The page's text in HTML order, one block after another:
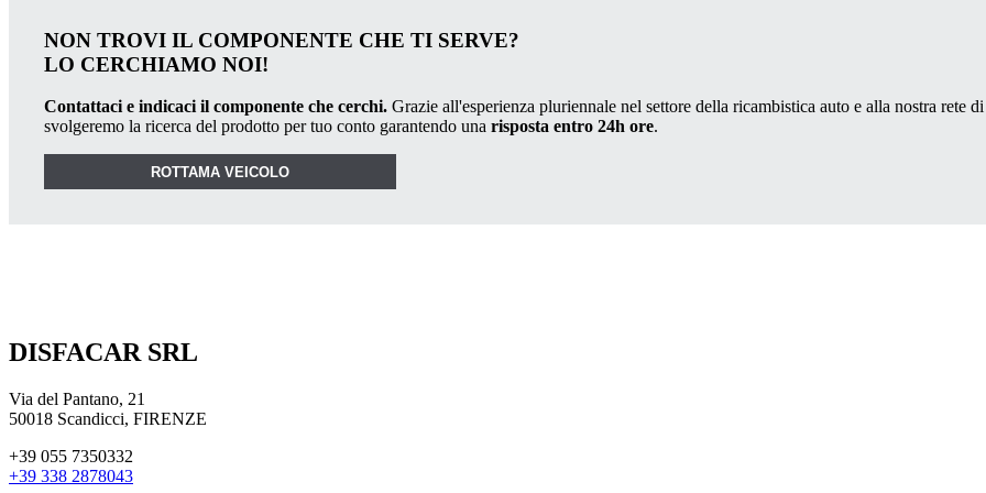
NON TROVI IL COMPONENTE CHE TI SERVE?
LO CERCHIAMO NOI!
Contattaci e indicaci il componente che cerchi. Grazie all'esperienza pluriennale nel settore della ricambistica auto e alla nostra rete di
svolgeremo la ricerca del prodotto per tuo conto garantendo una risposta entro 24h ore.
ROTTAMA VEICOLO
DISFACAR SRL
Via del Pantano, 21
50018 Scandicci, FIRENZE
+39 055 7350332
+39 338 2878043